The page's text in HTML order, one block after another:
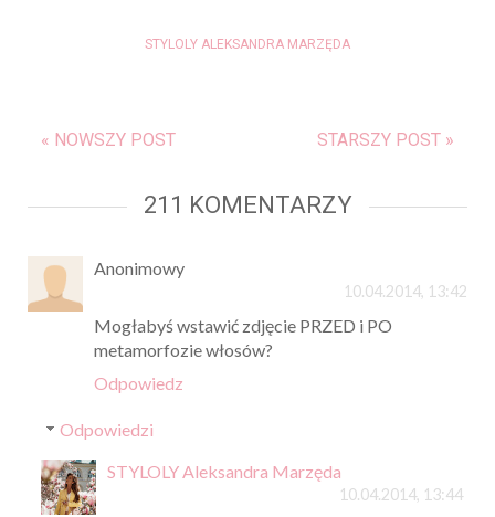
STYLOLY ALEKSANDRA MARZĘDA
« NOWSZY POST STARSZY POST »
211 KOMENTARZY
Anonimowy
10.04.2014, 13:42
Mogłabyś wstawić zdjęcie PRZED i PO
metamorfozie włosów?
Odpowiedz
Odpowiedzi
STYLOLY Aleksandra Marzęda
10.04.2014, 13:44